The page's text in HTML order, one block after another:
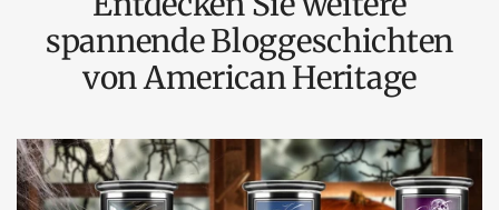
spannende Bloggeschichten
von American Heritage